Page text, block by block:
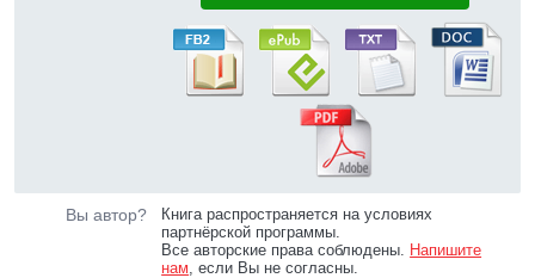
Вы автор?
Книга распространяется на условиях
партнёрской программы.
Все авторские права соблюдены. Напишите
нам, если Вы не согласны.